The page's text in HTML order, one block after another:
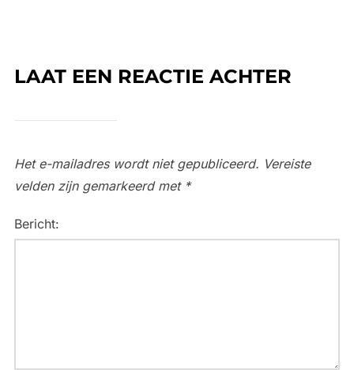
LAAT EEN REACTIE ACHTER
Het e-mailadres wordt niet gepubliceerd. Vereiste
velden zijn gemarkeerd met *
Bericht: